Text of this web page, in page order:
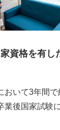
資格を有し
おいて3年間
業後国家試験